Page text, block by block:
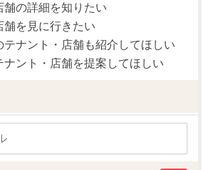
舗の詳細を知りたい
舗を見に行きたい
テナント・店舗も紹介してほしい
ナント・店舗を提案してほしい